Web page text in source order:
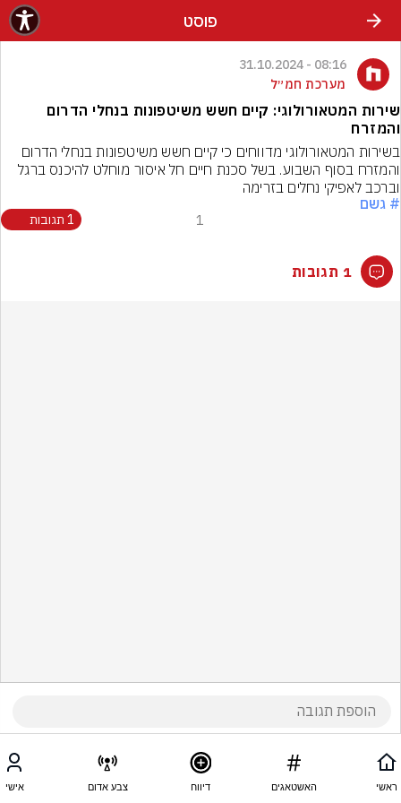
פוסט
08:16 - 31.10.2024
מערכת חמ״ל
שירות המטאורולוגי: קיים חשש משיטפונות בנחלי הדרום
והמזרח
והמזרח בסוף השבוע. בשל סכנת חיים חל איסור מוחלט להיכנס ברגל
וברכב לאפיקי נחלים בזרימה
# גשם
1 1 תגובות
1 תגובות
ראשי האשטאגים דיווח צבע אדום אישי